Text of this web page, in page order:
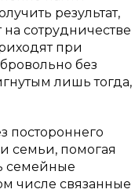
результат,
сотрудничестве
при
без
лишь тогда,
постороннего
семьи, помогая
семейные
числе связанные